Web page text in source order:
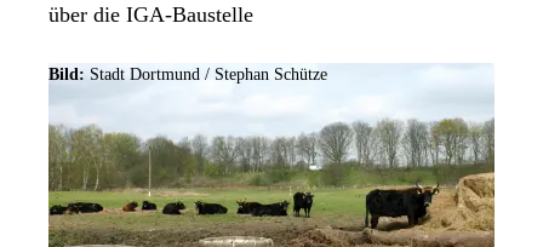
über die IGA-Baustelle
Bild: Stadt Dortmund / Stephan Schütze